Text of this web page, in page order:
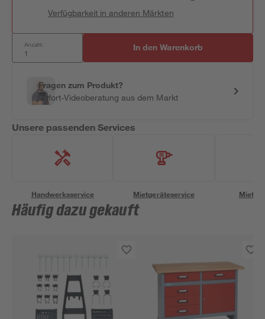
Verfügbarkeit in anderen Märkten
Anzahl: In den Warenkorb
Fragen zum Produkt?
Sofort-Videoberatung aus dem Markt
Unsere passenden Services
Handwerksservice Mietgeräteservice
Häufig dazu gekauft